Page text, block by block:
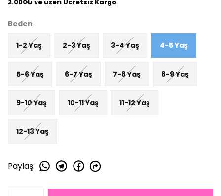
2.000₺ ve üzeri Ücretsiz Kargo
Beden
1-2 Yaş 2-3 Yaş 3-4 Yaş 4-5 Yaş
5-6 Yaş 6-7 Yaş 7-8 Yaş 8-9 Yaş
9-10 Yaş 10-11 Yaş 11-12 Yaş
12-13 Yaş
Paylaş: